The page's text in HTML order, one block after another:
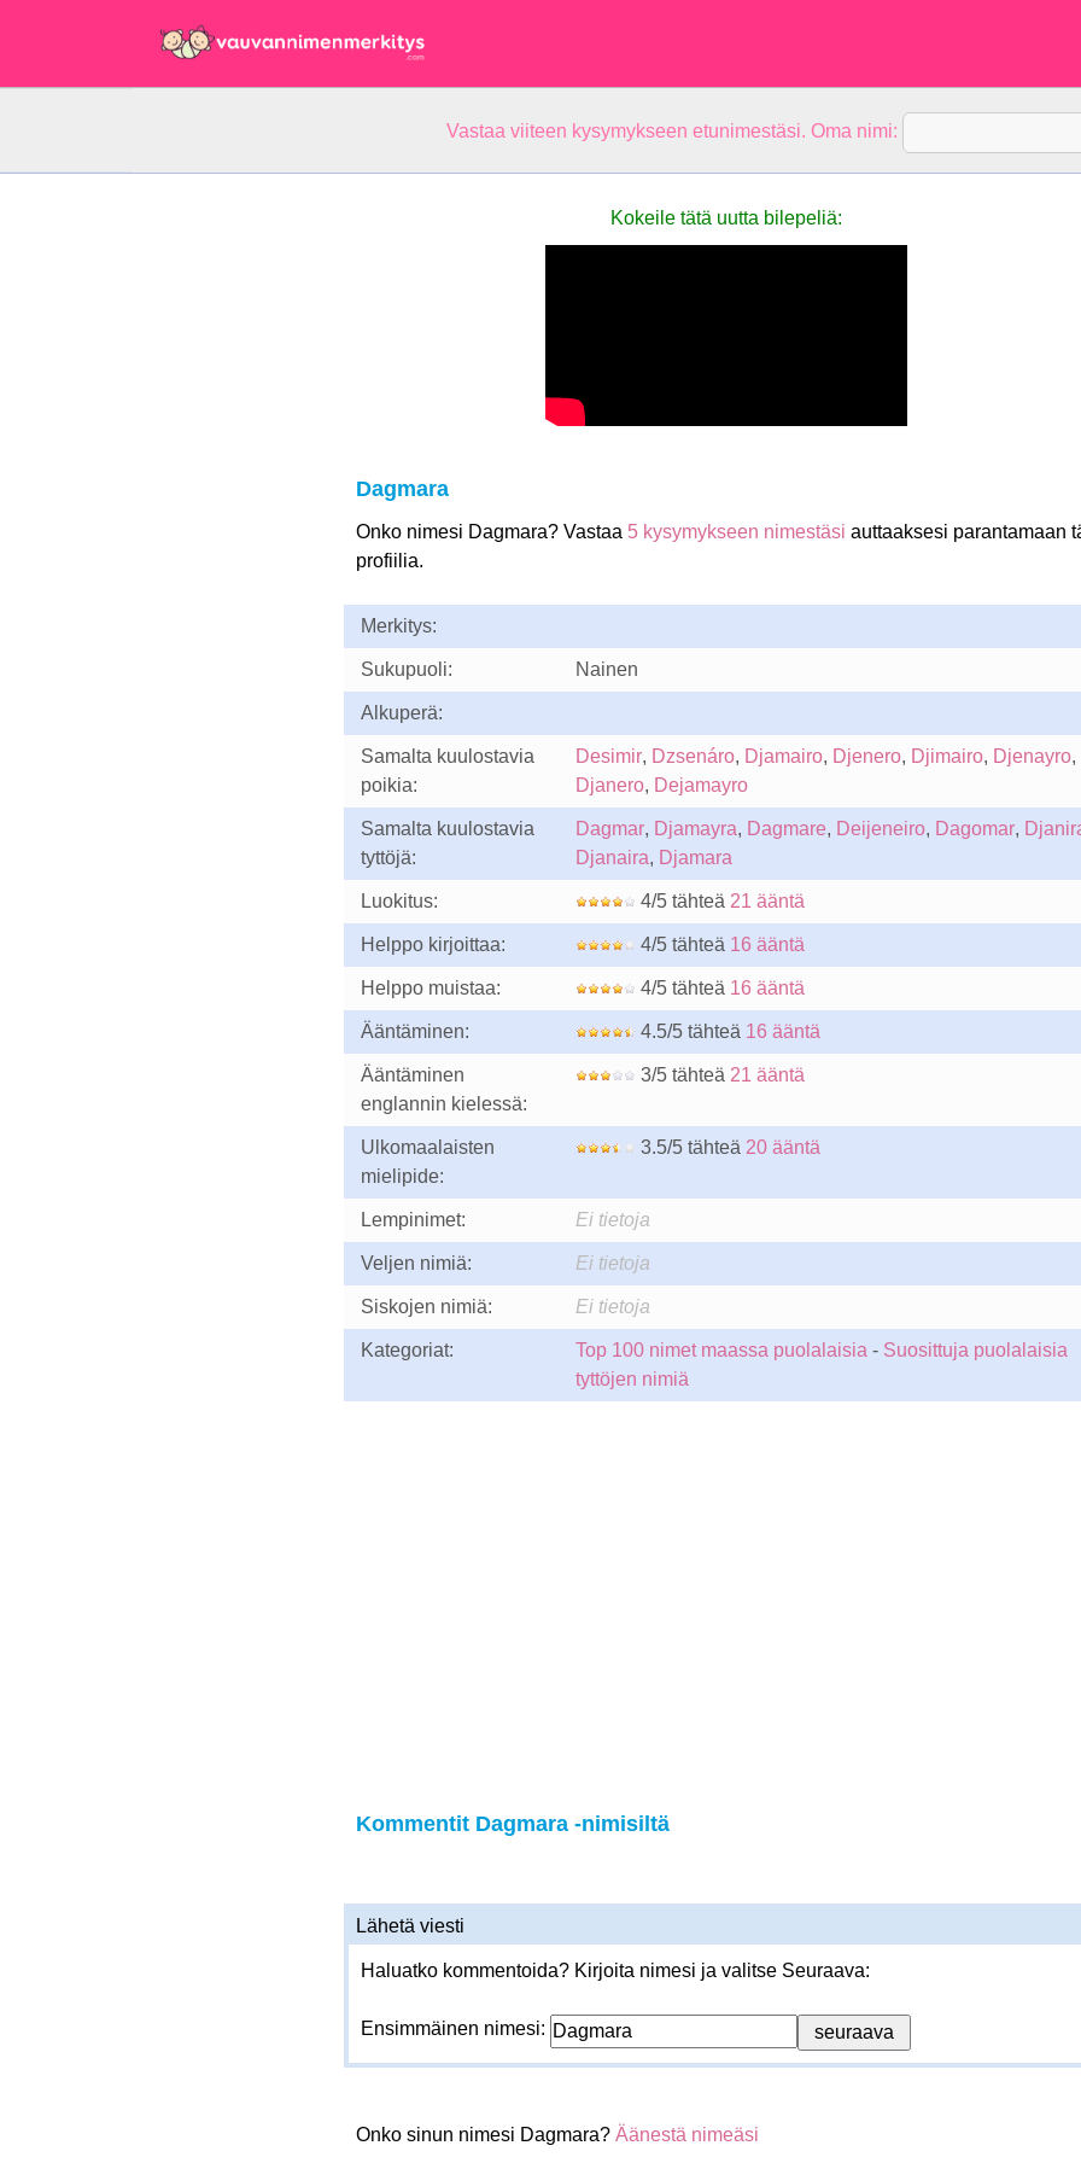
Vastaa viiteen kysymykseen etunimestäsi. Oma nimi:
Kokeile tätä uutta bilepeliä:
Dagmara
Onko nimesi Dagmara? Vastaa 5 kysymykseen nimestäsi auttaaksesi parantamaan
profiilia.
Merkitys:
Sukupuoli: Nainen
Alkuperä:
Samalta kuulostavia
poikia:
Desimir, Dzsenáro, Djamairo, Djenero, Djimairo, Djenayro,
Djanero, Dejamayro
Samalta kuulostavia
tyttöjä:
Dagmar, Djamayra, Dagmare, Deijeneiro, Dagomar,
Djanaira, Djamara
Luokitus: 4/5 tähteä 21 ääntä
Helppo kirjoittaa: 4/5 tähteä 16 ääntä
Helppo muistaa: 4/5 tähteä 16 ääntä
Ääntäminen: 4.5/5 tähteä 16 ääntä
Ääntäminen
englannin kielessä:
3/5 tähteä 21 ääntä
Ulkomaalaisten
mielipide:
3.5/5 tähteä 20 ääntä
Lempinimet: Ei tietoja
Veljen nimiä: Ei tietoja
Siskojen nimiä: Ei tietoja
Kategoriat: Top 100 nimet maassa puolalaisia - Suosittuja puolalaisia
tyttöjen nimiä
Kommentit Dagmara -nimisiltä
Lähetä viesti
Haluatko kommentoida? Kirjoita nimesi ja valitse Seuraava:
Ensimmäinen nimesi:
Onko sinun nimesi Dagmara? Äänestä nimeäsi